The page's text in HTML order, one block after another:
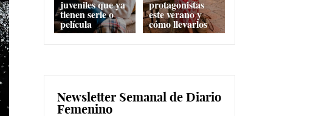
juveniles que ya
tienen serie o
película
protagonistas
este verano y
cómo llevarlos
Newsletter Semanal de Diario
Femenino